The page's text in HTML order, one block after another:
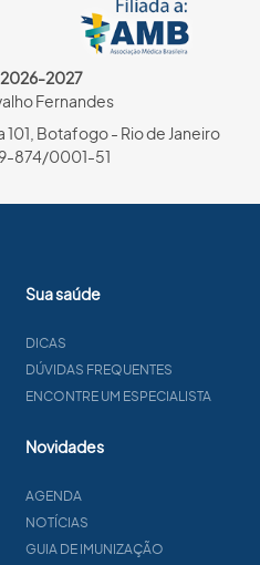
2027
Fernandes
101, Botafogo - Rio de Janeiro
874/0001-51
Sua saúde
DICAS
DÚVIDAS FREQUENTES
ENCONTRE UM ESPECIALISTA
Novidades
AGENDA
NOTÍCIAS
GUIA DE IMUNIZAÇÃO